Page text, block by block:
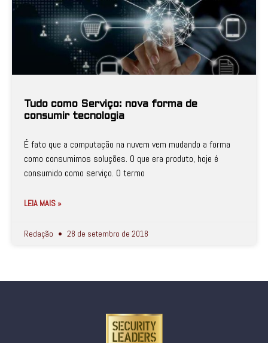
Tudo como Serviço: nova forma de
consumir tecnologia
É fato que a computação na nuvem vem mudando a forma
como consumimos soluções. O que era produto, hoje é
consumido como serviço. O termo
LEIA MAIS »
Redação 28 de setembro de 2018